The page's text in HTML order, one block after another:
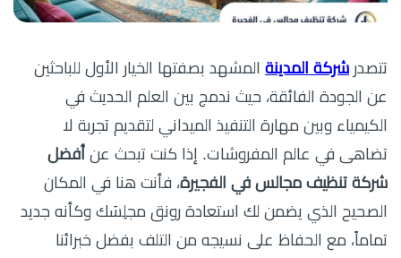
تتصدر شركة المدينة المشهد بصفتها الخيار الأول للباحثين
عن الجودة الفائقة، حيث ندمج بين العلم الحديث في
الكيمياء وبين مهارة التنفيذ الميداني لتقديم تجربة لا
تضاهى في عالم المفروشات. إذا كنت تبحث عن أفضل
شركة تنظيف مجالس في الفجيرة، فأنت هنا في المكان
الصحيح الذي يضمن لك استعادة رونق مجلِسَك وكأنه جديد
تماماً، مع الحفاظ على نسيجه من التلف بفضل خبرائنا